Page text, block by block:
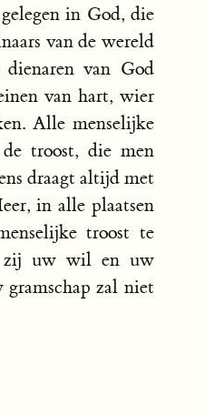
in God, die
van de wereld
van God
van hart, wier
Alle menselijke
troost, die men
draagt altijd met
in alle plaatsen
troost te
zij uw wil en uw
zal niet